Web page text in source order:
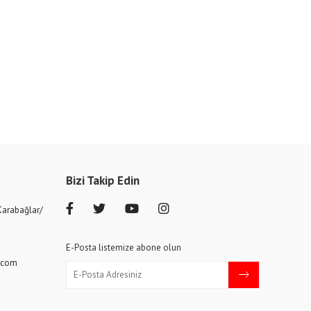
Bizi Takip Edin
E-Posta listemize abone olun